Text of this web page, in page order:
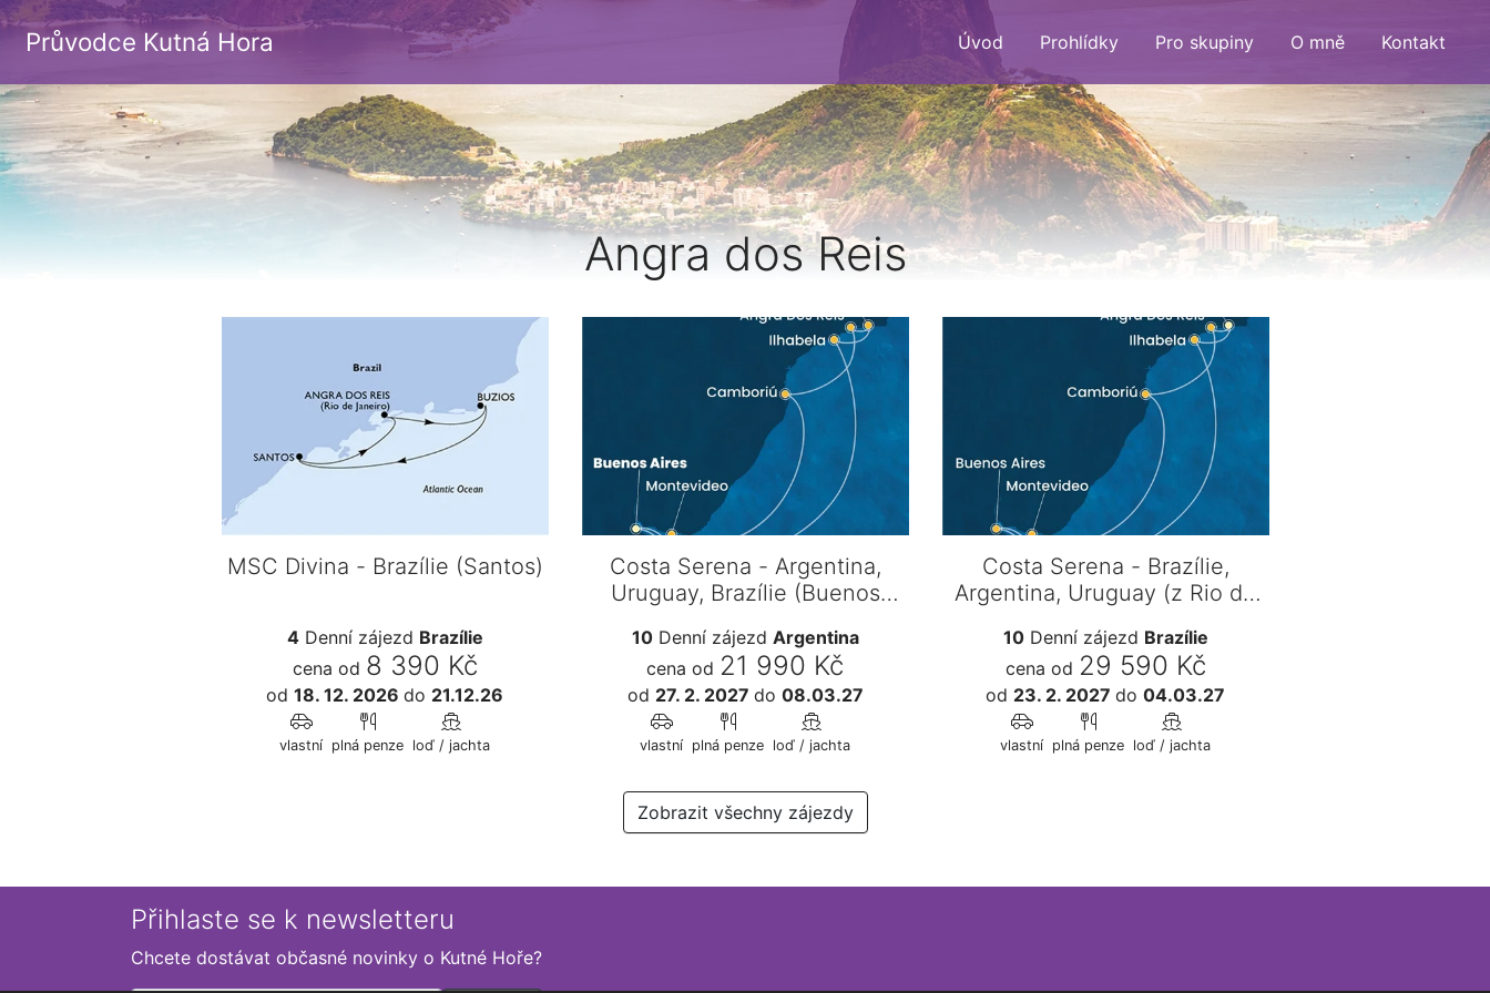
Průvodce Kutná Hora Úvod Prohlídky Pro skupiny O mně Kontakt
Angra dos Reis
MSC Divina - Brazílie (Santos)
4Denní zájezd Brazílie
cena od 8 390 Kč
od 18. 12. 2026 do 21.12.26
vlastní plná penze loď / jachta
Costa Serena - Argentina,
Uruguay, Brazílie (Buenos
10Denní zájezd Argentina
cena od 21 990 Kč
od 27. 2. 2027 do 08.03.27
vlastní plná penze loď / jachta
Costa Serena - Brazílie,
Argentina, Uruguay (z Rio de
10Denní zájezd Brazílie
cena od 29 590 Kč
od 23. 2. 2027 do 04.03.27
vlastní plná penze loď / jachta
Zobrazit všechny zájezdy
Přihlaste se k newsletteru
Chcete dostávat občasné novinky o Kutné Hoře?